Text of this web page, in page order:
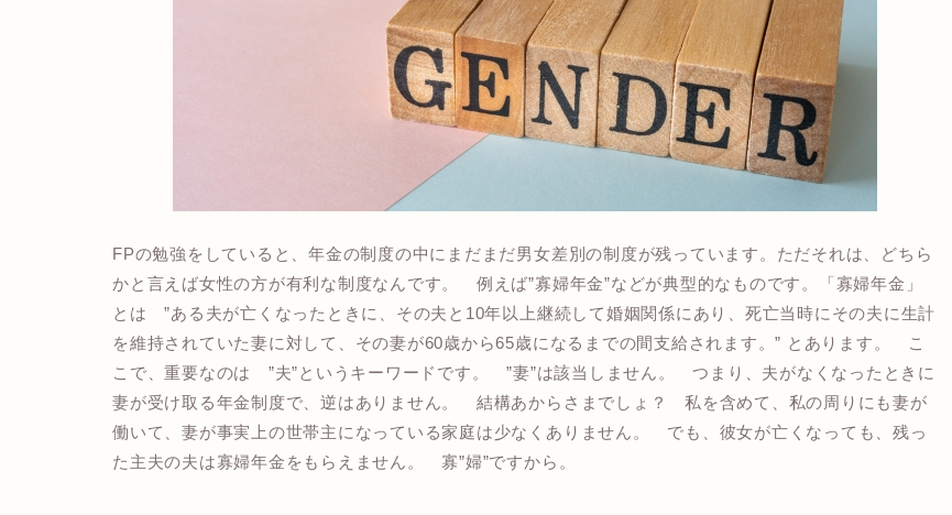
FPの勉強をしていると、年金の制度の中にまだまだ男女差別の制度が残っています。ただそれは、どちら
かと言えば女性の方が有利な制度なんです。 例えば”寡婦年金”などが典型的なものです。「寡婦年金」
とは ”ある夫が亡くなったときに、その夫と10年以上継続して婚姻関係にあり、死亡当時にその夫に生計
を維持されていた妻に対して、その妻が60歳から65歳になるまでの間支給されます。” とあります。 こ
こで、重要なのは ”夫”というキーワードです。 ”妻”は該当しません。 つまり、夫がなくなったときに
妻が受け取る年金制度で、逆はありません。 結構あからさまでしょ？ 私を含めて、私の周りにも妻が
働いて、妻が事実上の世帯主になっている家庭は少なくありません。 でも、彼女が亡くなっても、残っ
た主夫の夫は寡婦年金をもらえません。 寡”婦”ですから。